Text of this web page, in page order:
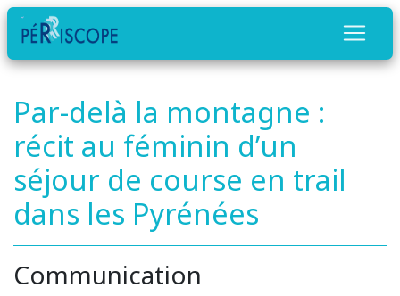
Par-delà la montagne :
récit au féminin d’un
séjour de course en trail
dans les Pyrénées
Communication